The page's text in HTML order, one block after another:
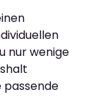
nur wenige